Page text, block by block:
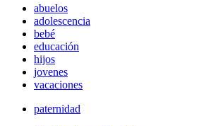
abuelos
adolescencia
bebé
educación
hijos
jovenes
vacaciones
paternidad